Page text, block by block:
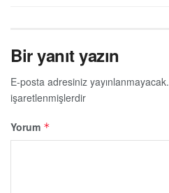
Bir yanıt yazın
E-posta adresiniz yayınlanmayacak.
işaretlenmişlerdir
Yorum *